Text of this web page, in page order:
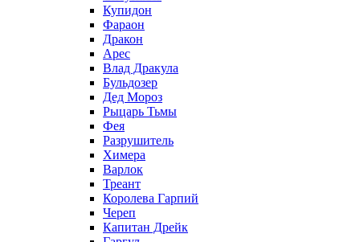
Купидон
Фараон
Дракон
Арес
Влад Дракула
Бульдозер
Дед Мороз
Рыцарь Тьмы
Фея
Разрушитель
Химера
Варлок
Треант
Королева Гарпий
Череп
Капитан Дрейк